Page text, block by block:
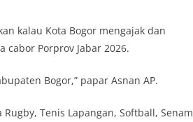
kalau Kota Bogor mengajak dan
Porprov Jabar 2026.
Bogor,” papar Asnan AP.
Tenis Lapangan, Softball, Senam